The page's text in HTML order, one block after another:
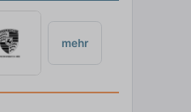
mehr